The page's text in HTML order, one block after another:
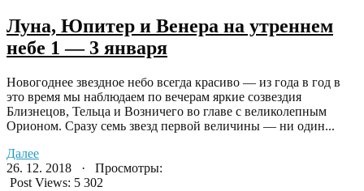
Луна, Юпитер и Венера на утреннем
небе 1 — 3 января
Новогоднее звездное небо всегда красиво — из года в год в
это время мы наблюдаем по вечерам яркие созвездия
Близнецов, Тельца и Возничего во главе с великолепным
Орионом. Сразу семь звезд первой величины — ни один...
Далее
26. 12. 2018 · Просмотры:
Post Views: 5 302